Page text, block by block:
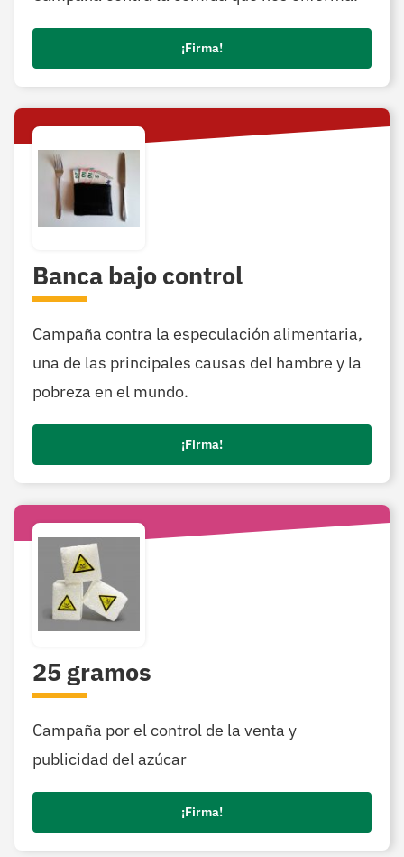
¡Firma!
Banca bajo control
Campaña contra la especulación alimentaria,
una de las principales causas del hambre y la
pobreza en el mundo.
¡Firma!
25 gramos
Campaña por el control de la venta y
publicidad del azúcar
¡Firma!